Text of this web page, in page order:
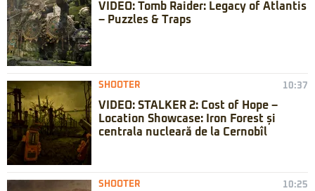
VIDEO: Tomb Raider: Legacy of Atlantis
– Puzzles & Traps
SHOOTER 10:37
VIDEO: STALKER 2: Cost of Hope –
Location Showcase: Iron Forest și
centrala nucleară de la Cernobîl
SHOOTER 10:25